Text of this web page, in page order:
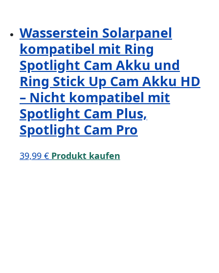
Wasserstein Solarpanel
kompatibel mit Ring
Spotlight Cam Akku und
Ring Stick Up Cam Akku HD
– Nicht kompatibel mit
Spotlight Cam Plus,
Spotlight Cam Pro
39,99 € Produkt kaufen